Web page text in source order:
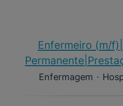
Enfermeiro (m/
Enfermagem ·